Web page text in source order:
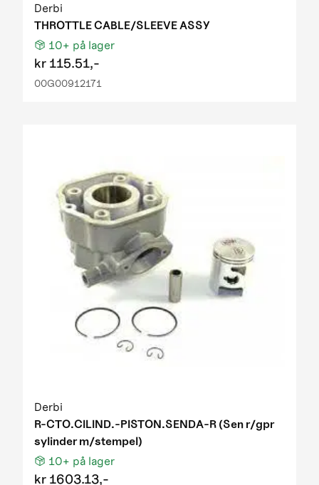
Derbi
THROTTLE CABLE/SLEEVE ASSY
10+ på lager
kr 115.51,-
00G00912171
Derbi
R-CTO.CILIND.-PISTON.SENDA-R (Sen r/gpr
sylinder m/stempel)
10+ på lager
kr 1603.13,-